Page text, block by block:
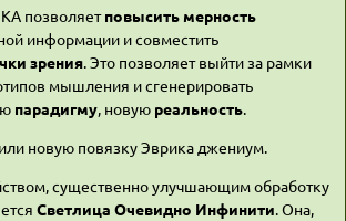
позволяетповысить мерность
информации и совместить
зрения. Это позволяет выйти за рамки
мышления и сгенерировать
парадигму, новую реальность.
новую повязку Эврика джениум.
существенно улучшающим обработку
Светлица Очевидно Инфинити. Она,